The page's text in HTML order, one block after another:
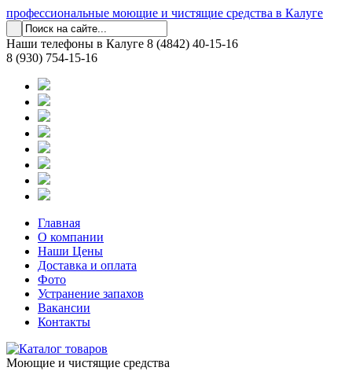
профессиональные моющие и чистящие средства в Калуге
Наши телефоны в Калуге 8 (4842) 40-15-16
8 (930) 754-15-16
Главная
О компании
Наши Цены
Доставка и оплата
Фото
Устранение запахов
Вакансии
Контакты
Моющие и чистящие средства